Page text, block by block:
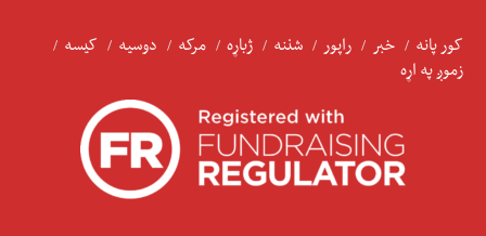
کور پانه خبر راپور شننه ژباړه مرکه دوسیه
کیسه
زموږ په اړه